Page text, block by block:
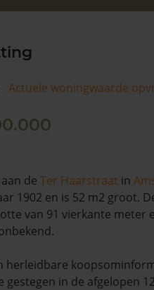
Actuele woningwaarde
de Ter Haarstraat in
1902 en is 52 m2 groot.
van 91 vierkante meter
herleidbare
gestegen in de afgelopen